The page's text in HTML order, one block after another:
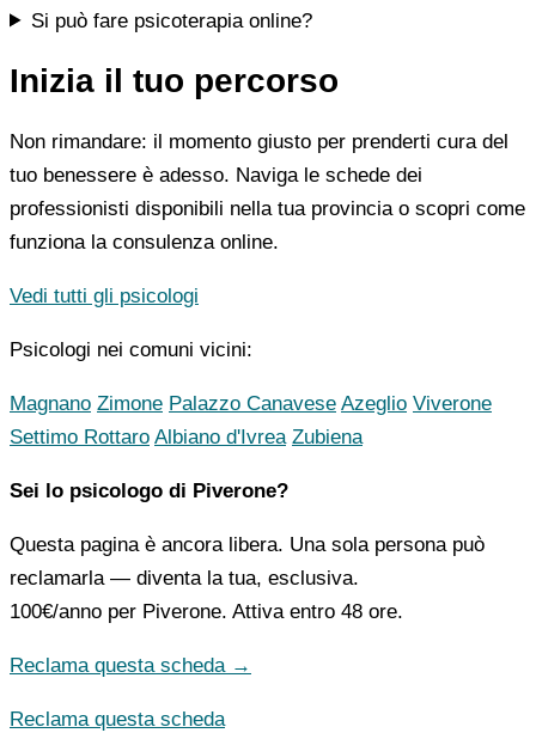
Si può fare psicoterapia online?
Inizia il tuo percorso
Non rimandare: il momento giusto per prenderti cura del
tuo benessere è adesso. Naviga le schede dei
professionisti disponibili nella tua provincia o scopri come
funziona la consulenza online.
Vedi tutti gli psicologi
Psicologi nei comuni vicini:
Magnano Zimone Palazzo Canavese Azeglio Viverone
Settimo Rottaro Albiano d'Ivrea Zubiena
Sei lo psicologo di Piverone?
Questa pagina è ancora libera. Una sola persona può
reclamarla — diventa la tua, esclusiva.
100€/anno per Piverone. Attiva entro 48 ore.
Reclama questa scheda →
Reclama questa scheda